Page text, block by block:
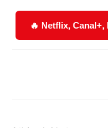
🔥 Netflix,